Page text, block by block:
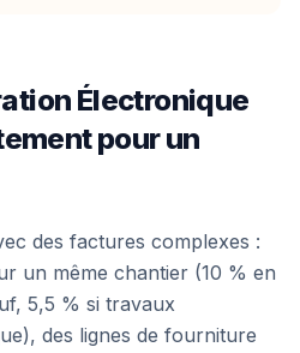
Électronique
pour un
des factures complexes :
un même chantier (10 % en
5,5 % si travaux
des lignes de fourniture